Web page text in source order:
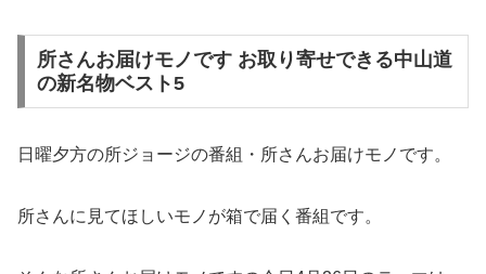
所さんお届けモノです お取り寄せできる中山道
の新名物ベスト5
日曜夕方の所ジョージの番組・所さんお届けモノです。
所さんに見てほしいモノが箱で届く番組です。